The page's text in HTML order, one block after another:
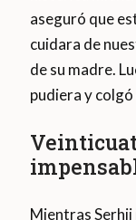
aseguró que
cuidara de
de su madre.
pudiera y
Mientras Serhii